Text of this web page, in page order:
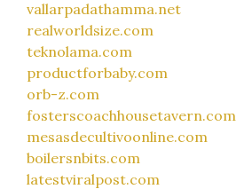
vallarpadathamma.net
realworldsize.com
teknolama.com
productforbaby.com
orb-z.com
fosterscoachhousetavern.com
mesasdecultivoonline.com
boilersnbits.com
latestviralpost.com